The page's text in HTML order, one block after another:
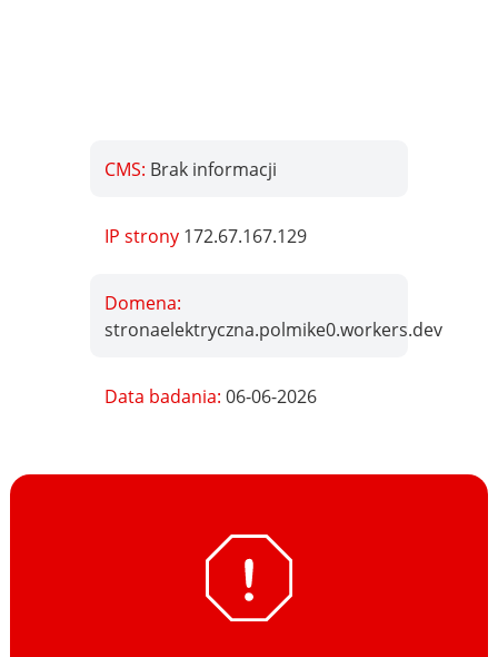
CMS: Brak informacji
IP strony 172.67.167.129
Domena:
stronaelektryczna.polmike0.workers.dev
Data badania:06-06-2026